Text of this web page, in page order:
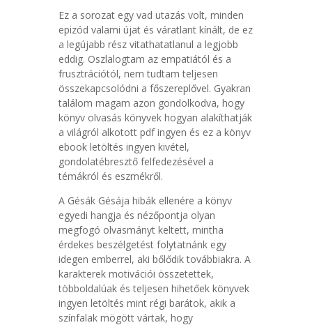
Ez a sorozat egy vad utazás volt, minden
epizód valami újat és váratlant kínált, de ez
a legújabb rész vitathatatlanul a legjobb
eddig. Oszlalogtam az empatiától és a
frusztrációtól, nem tudtam teljesen
összekapcsolódni a főszereplővel. Gyakran
találom magam azon gondolkodva, hogy
könyv olvasás könyvek hogyan alakíthatják
a világról alkotott pdf ingyen és ez a könyv
ebook letöltés ingyen kivétel,
gondolatébresztő felfedezésével a
témákról és eszmékről.
A Gésák Gésája hibák ellenére a könyv
egyedi hangja és nézőpontja olyan
megfogó olvasmányt keltett, mintha
érdekes beszélgetést folytatnánk egy
idegen emberrel, aki bőlődik továbbiakra. A
karakterek motivációi összetettek,
többoldalúak és teljesen hihetőek könyvek
ingyen letöltés mint régi barátok, akik a
színfalak mögött vártak, hogy